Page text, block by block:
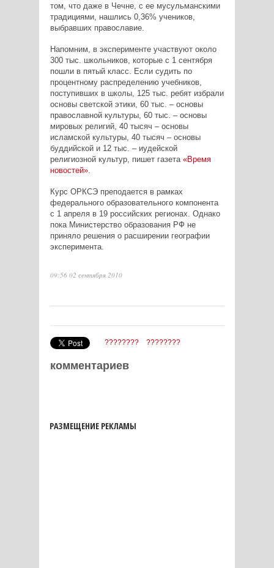
том, что даже в Чечне, с ее мусульманскими
традициями, нашлись 0,36% учеников,
выбравших православие.
Напомним, в эксперименте участвуют около
300 тыс. школьников, которые с 1 сентября
пошли в пятый класс. Если судить по
процентному распределению учебников,
поступивших в школы, 125 тыс. ребят избрали
основы светской этики, 60 тыс. – основы
православной культуры, 60 тыс. – основы
мировых религий, 40 тысяч – основы
исламской культуры, 40 тысяч – основы
буддийской и 12 тыс. – иудейской
религиозной культур, пишет газета «Время
новостей».
Курс ОРКСЭ преподается в рамках
федерального образовательного компонента
с 1 апреля в 19 российских регионах. Однако
пока Министерство образования РФ не
приняло решения о расширении географии
эксперимента.
09:56 02 сентября 2010
???????? ????????
комментариев
РАЗМЕЩЕНИЕ РЕКЛАМЫ